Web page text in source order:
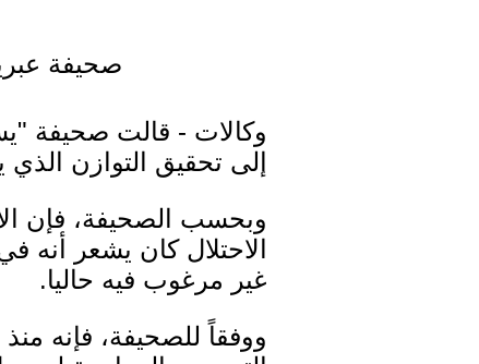
صحيفة
وكالات - قالت صحيفة
إلى تحقيق التوازن
وبحسب الصحيفة، فإن
الاحتلال كان يشعر
غير مرغوب فيه حاليا.
ووفقاً للصحيفة، فإنه